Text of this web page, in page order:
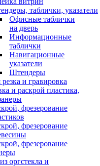
таблички, указатели
Офисные таблички
на дверь
Информационные
таблички
Навигационные
указатели
Штендеры
резка и гравировка
и раскрой пластика,
фрезерование
фрезерование
фрезерование
оргстекла и